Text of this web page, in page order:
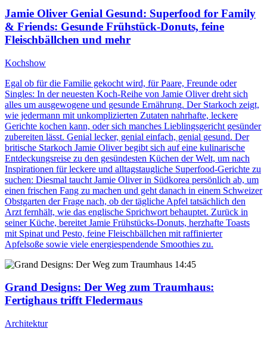
Jamie Oliver Genial Gesund: Superfood for Family
& Friends: Gesunde Frühstück-Donuts, feine
Fleischbällchen und mehr
Kochshow
Egal ob für die Familie gekocht wird, für Paare, Freunde oder
Singles: In der neuesten Koch-Reihe von Jamie Oliver dreht sich
alles um ausgewogene und gesunde Ernährung. Der Starkoch zeigt,
wie jedermann mit unkomplizierten Zutaten nahrhafte, leckere
Gerichte kochen kann, oder sich manches Lieblingsgericht gesünder
zubereiten lässt. Genial lecker, genial einfach, genial gesund. Der
britische Starkoch Jamie Oliver begibt sich auf eine kulinarische
Entdeckungsreise zu den gesündesten Küchen der Welt, um nach
Inspirationen für leckere und alltagstaugliche Superfood-Gerichte zu
suchen: Diesmal taucht Jamie Oliver in Südkorea persönlich ab, um
einen frischen Fang zu machen und geht danach in einem Schweizer
Obstgarten der Frage nach, ob der tägliche Apfel tatsächlich den
Arzt fernhält, wie das englische Sprichwort behauptet. Zurück in
seiner Küche, bereitet Jamie Frühstücks-Donuts, herzhafte Toasts
mit Spinat und Pesto, feine Fleischbällchen mit raffinierter
Apfelsoße sowie viele energiespendende Smoothies zu.
14:45
Grand Designs: Der Weg zum Traumhaus:
Fertighaus trifft Fledermaus
Architektur